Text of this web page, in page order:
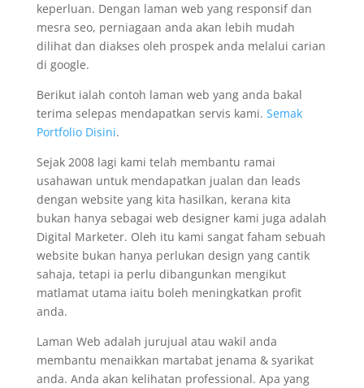
keperluan. Dengan laman web yang responsif dan
mesra seo, perniagaan anda akan lebih mudah
dilihat dan diakses oleh prospek anda melalui carian
di google.
Berikut ialah contoh laman web yang anda bakal
terima selepas mendapatkan servis kami. Semak
Portfolio Disini.
Sejak 2008 lagi kami telah membantu ramai
usahawan untuk mendapatkan jualan dan leads
dengan website yang kita hasilkan, kerana kita
bukan hanya sebagai web designer kami juga adalah
Digital Marketer. Oleh itu kami sangat faham sebuah
website bukan hanya perlukan design yang cantik
sahaja, tetapi ia perlu dibangunkan mengikut
matlamat utama iaitu boleh meningkatkan profit
anda.
Laman Web adalah jurujual atau wakil anda
membantu menaikkan martabat jenama & syarikat
anda. Anda akan kelihatan professional. Apa yang